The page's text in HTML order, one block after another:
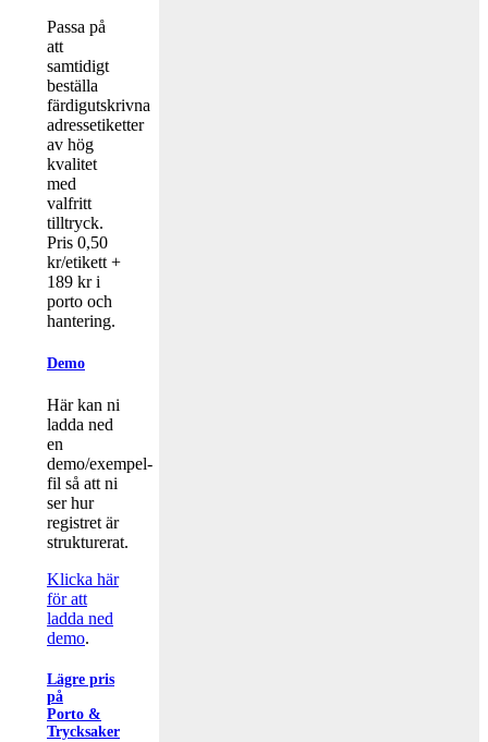
Passa på
att
samtidigt
beställa
färdigutskrivna
adressetiketter
av hög
kvalitet
med
valfritt
tilltryck.
Pris 0,50
kr/etikett +
189 kr i
porto och
hantering.
Demo
Här kan ni
ladda ned
en
demo/exempel-
fil så att ni
ser hur
registret är
strukturerat.
Klicka här
för att
ladda ned
demo.
Lägre pris
på
Porto &
Trycksaker